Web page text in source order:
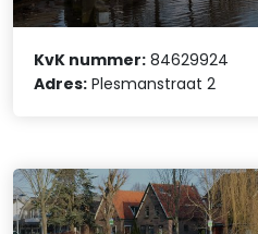
KvK nummer: 84629924
Adres: Plesmanstraat 2